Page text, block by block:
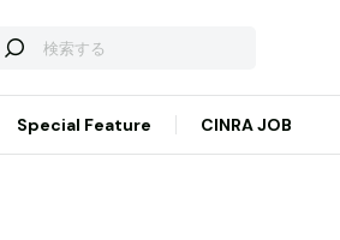
Special Feature CINRA JOB